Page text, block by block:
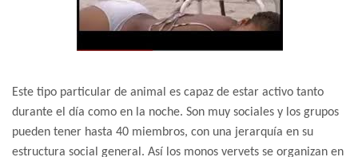
Este tipo particular de animal es capaz de estar activo tanto
durante el día como en la noche. Son muy sociales y los grupos
pueden tener hasta 40 miembros, con una jerarquía en su
estructura social general. Así los monos vervets se organizan en